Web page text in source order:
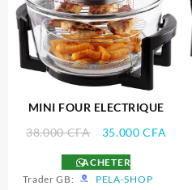
MINI FOUR ELECTRIQUE
38.000CFA
Le
initial
était :
35.000CFA
ACHETER
Trader GB:
PELA-SHOP